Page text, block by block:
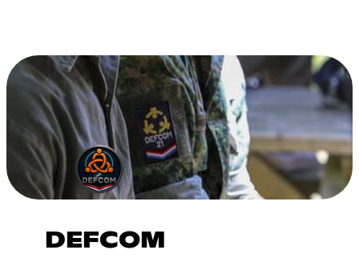
DEFCOM